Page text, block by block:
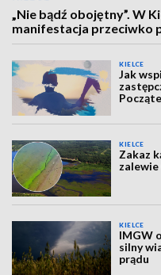
„Nie bądź obojętny”. W
manifestacja przeciwko
KIELCE
Jak
KIELCE
Zakaz
KIELCE
IMGW
silny
prądu